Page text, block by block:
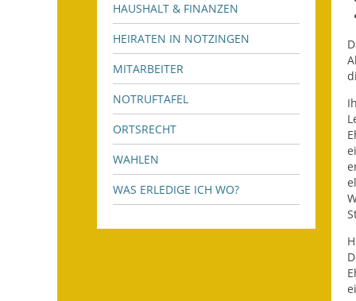
HAUSHALT & FINANZEN
HEIRATEN IN NOTZINGEN
MITARBEITER
NOTRUFTAFEL
ORTSRECHT
WAHLEN
WAS ERLEDIGE ICH WO?